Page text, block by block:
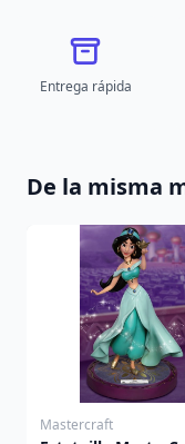
Entrega rápida
De la misma
Mastercraft